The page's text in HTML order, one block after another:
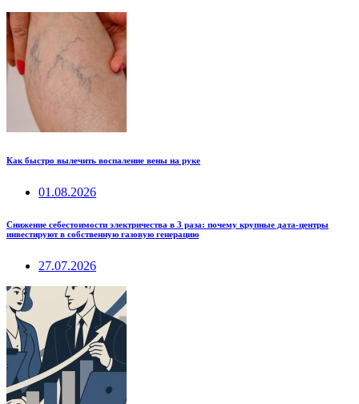
Как быстро вылечить воспаление вены на руке
01.08.2026
Снижение себестоимости электричества в 3 раза: почему крупные дата-центры
инвестируют в собственную газовую генерацию
27.07.2026